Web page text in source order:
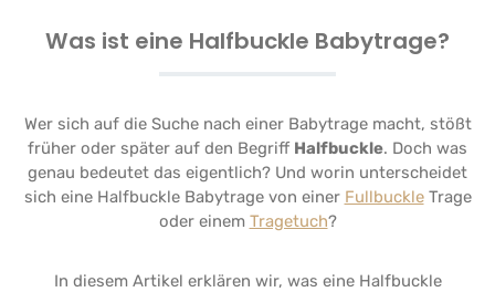
Was ist eine Halfbuckle Babytrage?
Wer sich auf die Suche nach einer Babytrage macht, stößt
früher oder später auf den Begriff Halfbuckle. Doch was
genau bedeutet das eigentlich? Und worin unterscheidet
sich eine Halfbuckle Babytrage von einer FullbuckleTrage
oder einem Tragetuch?
In diesem Artikel erklären wir, was eine Halfbuckle